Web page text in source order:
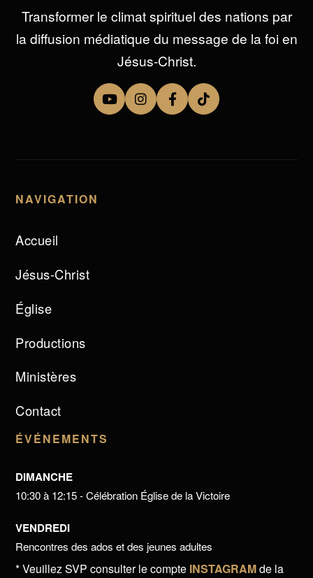
Transformer le climat spirituel des nations par
la diffusion médiatique du message de la foi en
Jésus-Christ.
NAVIGATION
Accueil
Jésus-Christ
Église
Productions
Ministères
Contact
ÉVÉNEMENTS
DIMANCHE
10:30 à 12:15 - Célébration Église de la Victoire
VENDREDI
Rencontres des ados et des jeunes adultes
* Veuillez SVP consulter le compte INSTAGRAMde la